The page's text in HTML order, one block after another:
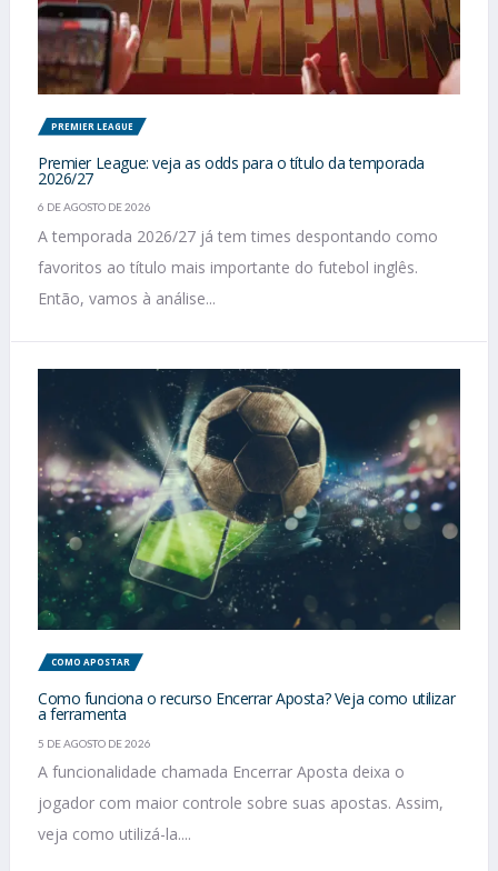
PREMIER LEAGUE
Premier League: veja as odds para o título da temporada
2026/27
6 DE AGOSTO DE 2026
A temporada 2026/27 já tem times despontando como
favoritos ao título mais importante do futebol inglês.
Então, vamos à análise...
COMO APOSTAR
Como funciona o recurso Encerrar Aposta? Veja como utilizar
a ferramenta
5 DE AGOSTO DE 2026
A funcionalidade chamada Encerrar Aposta deixa o
jogador com maior controle sobre suas apostas. Assim,
veja como utilizá-la....